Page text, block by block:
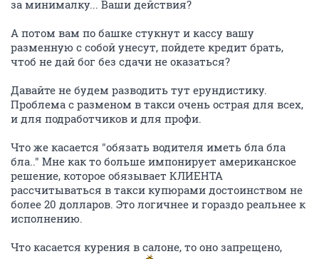
за минималку... Ваши действия?
А потом вам по башке стукнут и кассу вашу
разменную с собой унесут, пойдете кредит брать,
чтоб не дай бог без сдачи не оказаться?
Давайте не будем разводить тут ерундистику.
Проблема с разменом в такси очень острая для всех,
и для подработчиков и для профи.
Что же касается "обязать водителя иметь бла бла
бла.." Мне как то больше импонирует американское
решение, которое обязывает КЛИЕНТА
рассчитываться в такси купюрами достоинством не
более 20 долларов. Это логичнее и гораздо реальнее к
исполнению.
Что касается курения в салоне, то оно запрещено,